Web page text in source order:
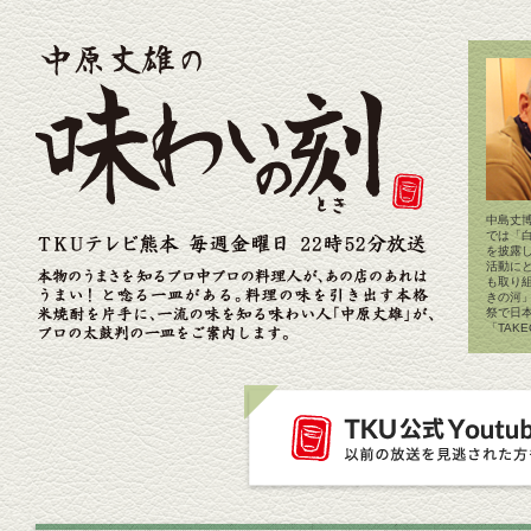
中島丈
では「
を披露
活動に
も取り
きの河
祭で日
「